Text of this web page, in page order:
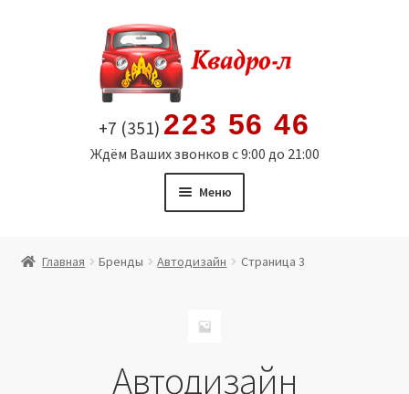
содержимому
+7 (351) 223 56 46
Ждём Ваших звонков с 9:00 до 21:00
Меню
Политика в отношении обработки персональных
Главная Бренды Автодизайн Страница 3
Автодизайн